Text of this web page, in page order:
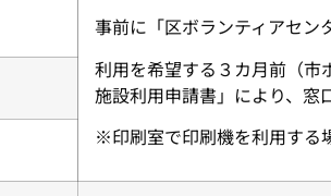
事前に「区ボランティアセン
利用を希望する３カ月前（市
施設利用申請書」により、窓
※印刷室で印刷機を利用する